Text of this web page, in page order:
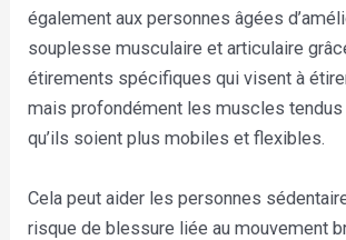
également aux personnes âgées
souplesse musculaire et articulaire
étirements spécifiques qui visent à
mais profondément les muscles tendus
qu’ils soient plus mobiles et flexibles.
Cela peut aider les personnes
risque de blessure liée au mouvement